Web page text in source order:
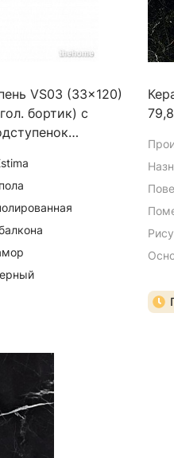
VS03 (33x120)
бортик) с